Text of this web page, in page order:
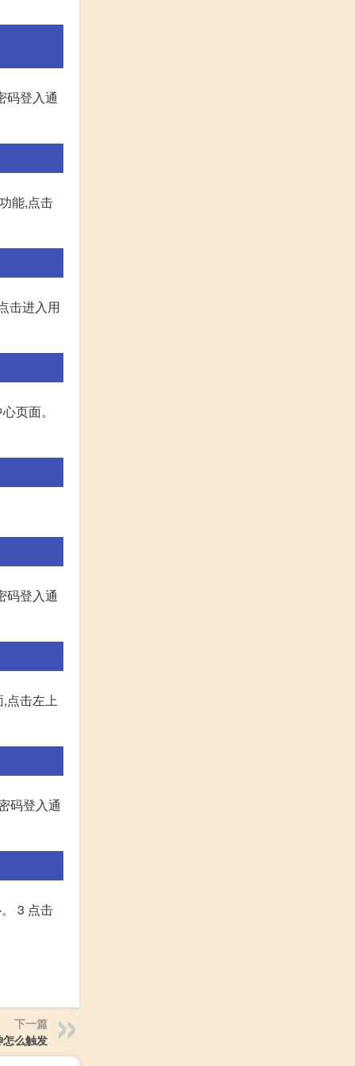
码登入通
能,点击
击进入用
页面。
码登入通
点击左上
码登入通
3 点击
下一篇
么触发